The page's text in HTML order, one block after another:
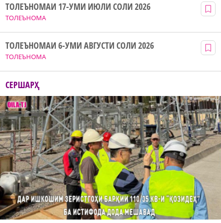
ТОЛЕЪНОМА
ТОЛЕЪНОМАИ 17-УМИ ИЮЛИ СОЛИ 2026
ТОЛЕЪНОМА
ТОЛЕЪНОМАИ 6-УМИ АВГУСТИ СОЛИ 2026
СЕРШАРҲ